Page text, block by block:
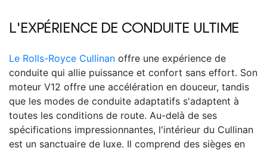
L'EXPÉRIENCE DE CONDUITE ULTIME
Le Rolls-Royce Cullinan offre une expérience de
conduite qui allie puissance et confort sans effort. Son
moteur V12 offre une accélération en douceur, tandis
que les modes de conduite adaptatifs s'adaptent à
toutes les conditions de route. Au-delà de ses
spécifications impressionnantes, l'intérieur du Cullinan
est un sanctuaire de luxe. Il comprend des sièges en